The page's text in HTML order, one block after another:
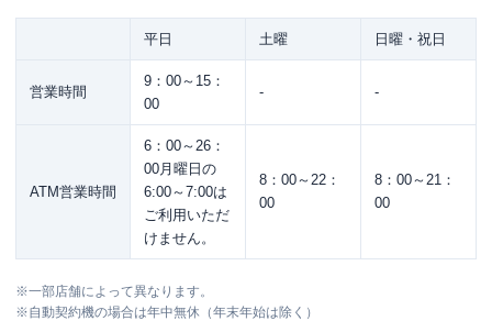
平日 土曜 日曜・祝日
営業時間
9：00～15：
00
- -
ATM営業時間
6：00～26：
00月曜日の
6:00～7:00は
ご利用いただ
けません。
8：00～22：
00
8：00～21：
00
※一部店舗によって異なります。
※自動契約機の場合は年中無休（年末年始は除く）